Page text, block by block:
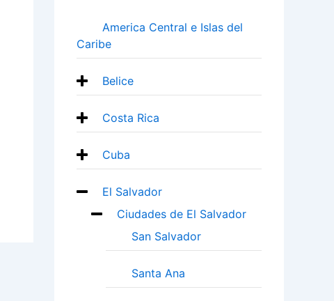
America Central e Islas del
Caribe
Belice
Costa Rica
Cuba
El Salvador
Ciudades de El Salvador
San Salvador
Santa Ana